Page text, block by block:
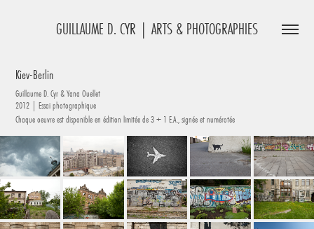
GUILLAUME D. CYR | ARTS & PHOTOGRAPHIES
Kiev-Berlin
Guillaume D. Cyr & Yana Ouellet
2012 | Essai photographique
Chaque oeuvre est disponible en édition limitée de 3 + 1 E.A., signée et numérotée